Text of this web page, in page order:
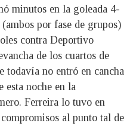
minutos en la goleada 4-
por fase de grupos)
contra Deportivo
de los cuartos de
todavía no entró en cancha
esta noche en la
Ferreira lo tuvo en
al punto tal de